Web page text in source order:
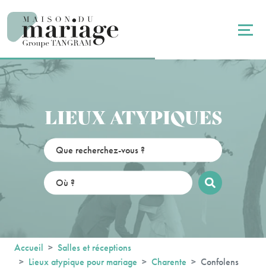
LIEUX ATYPIQUES
Accueil
Salles et réceptions
Lieux atypique pour mariage
Charente Confolens